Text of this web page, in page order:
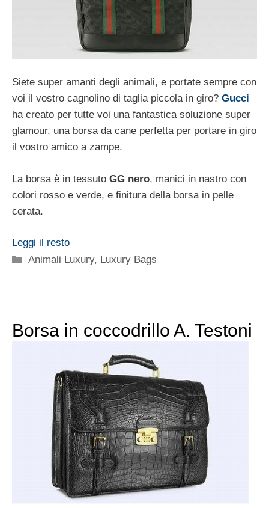
Siete super amanti degli animali, e portate sempre con
voi il vostro cagnolino di taglia piccola in giro? Gucci
ha creato per tutte voi una fantastica soluzione super
glamour, una borsa da cane perfetta per portare in giro
il vostro amico a zampe.
La borsa è in tessuto GG nero, manici in nastro con
colori rosso e verde, e finitura della borsa in pelle
cerata.
Leggi il resto
Categorie
Animali Luxury, Luxury Bags
Borsa in coccodrillo A. Testoni